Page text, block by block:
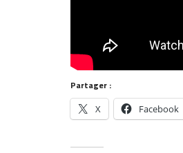
Partager :
X Facebook